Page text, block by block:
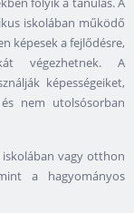
iskolában működő
képesek a fejlődésre,
végezhetnek. A
képességeiket,
nem utolsósorban
vagy otthon
a hagyományos